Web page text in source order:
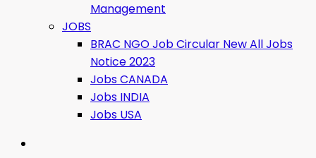
Management
JOBS
BRAC NGO Job Circular New All Jobs
Notice 2023
Jobs CANADA
Jobs INDIA
Jobs USA